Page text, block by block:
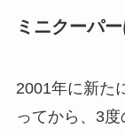
ミニクーパ
2001年に新た
ってから、3